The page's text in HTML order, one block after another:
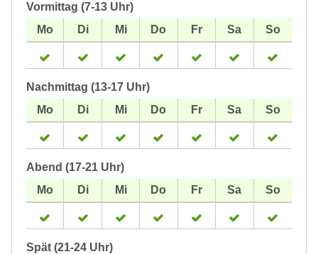
Vormittag (7-13 Uhr)
Nachmittag (13-17 Uhr)
Abend (17-21 Uhr)
Spät (21-24 Uhr)